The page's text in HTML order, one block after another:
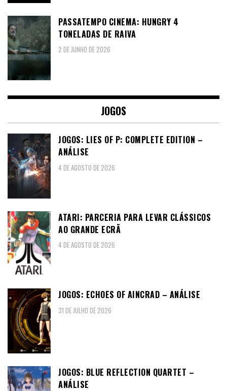
PASSATEMPO CINEMA: HUNGRY 4
TONELADAS DE RAIVA
2 DE JUNHO DE 2026
JOGOS
JOGOS: LIES OF P: COMPLETE EDITION –
ANÁLISE
4 DE AGOSTO DE 2026
ATARI: PARCERIA PARA LEVAR CLÁSSICOS
AO GRANDE ECRÃ
4 DE AGOSTO DE 2026
JOGOS: ECHOES OF AINCRAD – ANÁLISE
31 DE JULHO DE 2026
JOGOS: BLUE REFLECTION QUARTET –
ANÁLISE